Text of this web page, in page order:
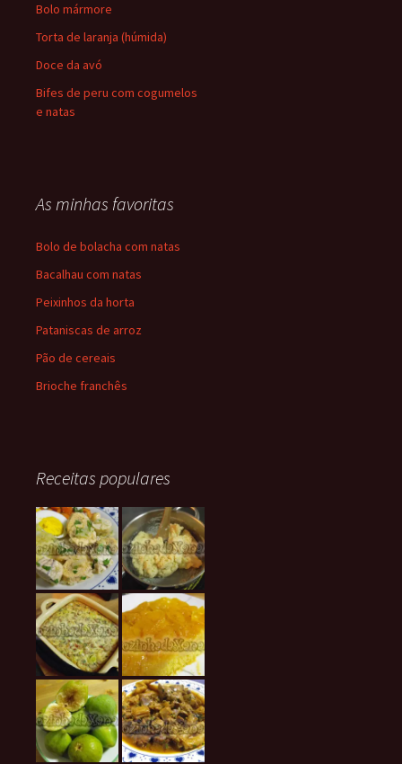
Bolo mármore
Torta de laranja (húmida)
Doce da avó
Bifes de peru com cogumelos
e natas
As minhas favoritas
Bolo de bolacha com natas
Bacalhau com natas
Peixinhos da horta
Pataniscas de arroz
Pão de cereais
Brioche franchês
Receitas populares